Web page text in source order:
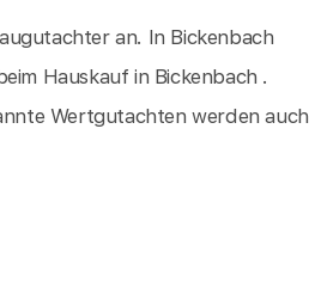
an. In Bickenbach
Hauskauf in Bickenbach .
Wertgutachten werden auch